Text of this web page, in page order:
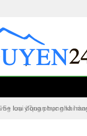
5+ loại đồng phục nhà